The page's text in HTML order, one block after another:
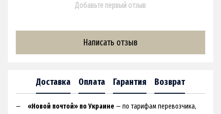
Добавьте первый отзыв
Написать отзыв
Доставка Оплата Гарантия Возврат
«Новой почтой» по Украине — по тарифам перевозчика,